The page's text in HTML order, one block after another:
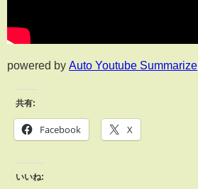
powered by Auto Youtube Summarize
共有:
Facebook X
いいね: